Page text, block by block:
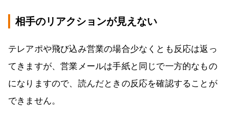
相手のリアクションが見えない
テレアポや飛び込み営業の場合少なくとも反応は返っ
てきますが、営業メールは手紙と同じで一方的なもの
になりますので、読んだときの反応を確認することが
できません。